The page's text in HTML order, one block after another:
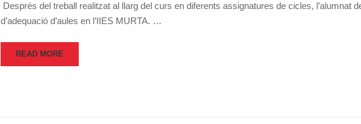
Després del treball realitzat al llarg del curs en diferents assignatures de cicles,
d’adequació d’aules en l’IIES MURTA. …
READ MORE